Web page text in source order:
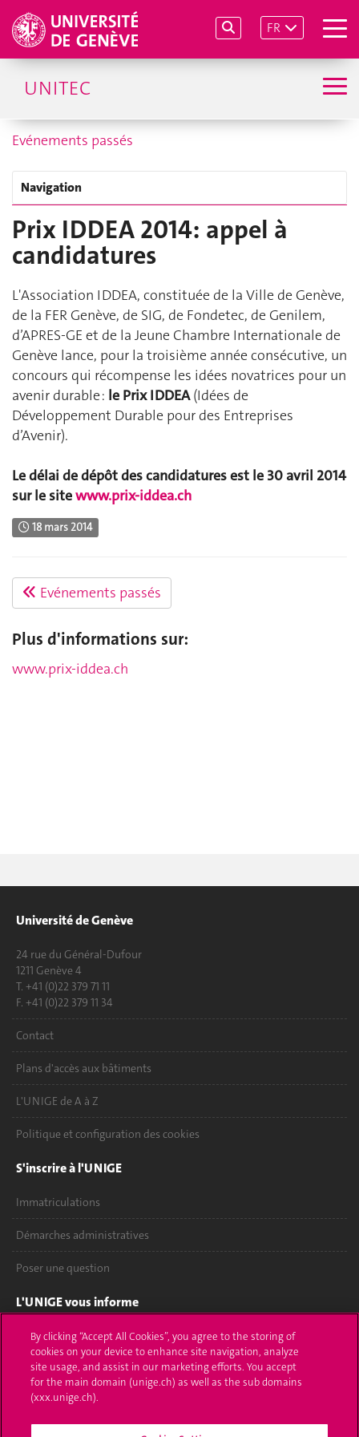
FR
UNITEC
Evénements passés
Navigation
Prix IDDEA 2014: appel à
candidatures
L'Association IDDEA, constituée de la Ville de Genève,
de la FER Genève, de SIG, de Fondetec, de Genilem,
d’APRES-GE et de la Jeune Chambre Internationale de
Genève lance, pour la troisième année consécutive, un
concours qui récompense les idées novatrices pour un
avenir durable : le Prix IDDEA(Idées de
Développement Durable pour des Entreprises
d’Avenir).
Le délai de dépôt des candidatures est le 30 avril 2014
sur le sitewww.prix-iddea.ch
18 mars 2014
Evénements passés
Plus d'informations sur:
www.prix-iddea.ch
Université de Genève
24 rue du Général-Dufour
1211 Genève 4
T. +41 (0)22 379 71 11
F. +41 (0)22 379 11 34
Contact
Plans d'accès aux bâtiments
L'UNIGE de A à Z
Politique et configuration des cookies
S'inscrire à l'UNIGE
Immatriculations
Démarches administratives
Poser une question
L'UNIGE vous informe
UNIGE Mobile
Médias
Offres d'emploi
By clicking “Accept All Cookies”, you agree to the storing of
cookies on your device to enhance site navigation, analyze
site usage, and assist in our marketing efforts. You accept
for the main domain (unige.ch) as well as the sub domains
(xxx.unige.ch).